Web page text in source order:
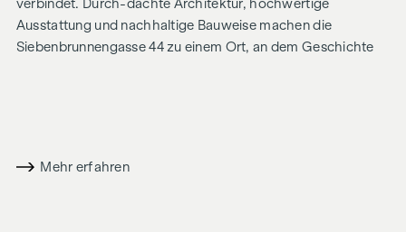
verbindet. Durch-dachte Architektur, hochwertige
Ausstattung und nachhaltige Bauweise machen die
Siebenbrunnengasse 44 zu einem Ort, an dem Geschichte
Die Eigentumswohnnungen der Siebenbrunnengasse sind
Mehr erfahren